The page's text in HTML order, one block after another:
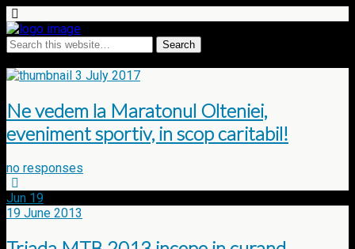
3 July 2017
Ne vedem la Maratonul Olteniei,
eveniment sportiv, in scop caritabil!
no responses
Jun 19
19 June 2013